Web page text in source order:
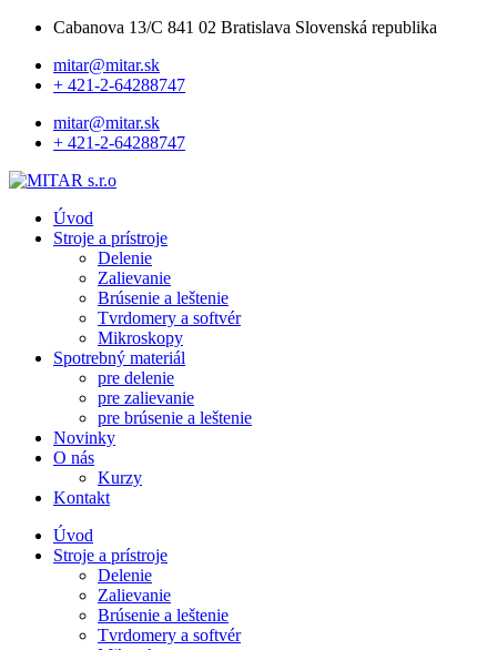
Cabanova 13/C 841 02 Bratislava Slovenská republika
mitar@mitar.sk
+ 421-2-64288747
mitar@mitar.sk
+ 421-2-64288747
Úvod
Stroje a prístroje
Delenie
Zalievanie
Brúsenie a leštenie
Tvrdomery a softvér
Mikroskopy
Spotrebný materiál
pre delenie
pre zalievanie
pre brúsenie a leštenie
Novinky
O nás
Kurzy
Kontakt
Úvod
Stroje a prístroje
Delenie
Zalievanie
Brúsenie a leštenie
Tvrdomery a softvér